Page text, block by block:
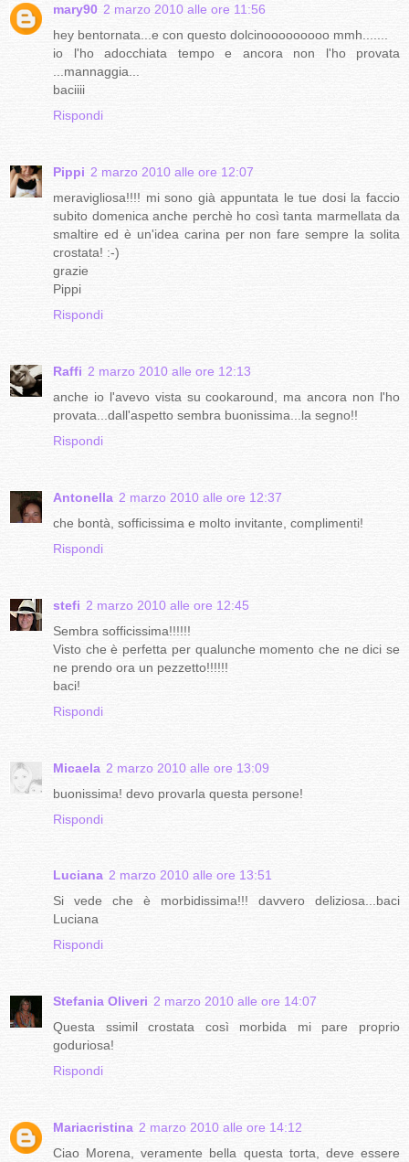
mary90 2 marzo 2010 alle ore 11:56
hey bentornata...e con questo dolcinooooooooo mmh.......
io l'ho adocchiata tempo e ancora non l'ho provata
...mannaggia...
baciiii
Rispondi
Pippi 2 marzo 2010 alle ore 12:07
meravigliosa!!!! mi sono già appuntata le tue dosi la faccio
subito domenica anche perchè ho così tanta marmellata da
smaltire ed è un'idea carina per non fare sempre la solita
crostata! :-)
grazie
Pippi
Rispondi
Raffi 2 marzo 2010 alle ore 12:13
anche io l'avevo vista su cookaround, ma ancora non l'ho
provata...dall'aspetto sembra buonissima...la segno!!
Rispondi
Antonella 2 marzo 2010 alle ore 12:37
che bontà, sofficissima e molto invitante, complimenti!
Rispondi
stefi 2 marzo 2010 alle ore 12:45
Sembra sofficissima!!!!!!
Visto che è perfetta per qualunche momento che ne dici se
ne prendo ora un pezzetto!!!!!!
baci!
Rispondi
Micaela 2 marzo 2010 alle ore 13:09
buonissima! devo provarla questa persone!
Rispondi
Luciana 2 marzo 2010 alle ore 13:51
Si vede che è morbidissima!!! davvero deliziosa...baci
Luciana
Rispondi
Stefania Oliveri 2 marzo 2010 alle ore 14:07
Questa ssimil crostata così morbida mi pare proprio
goduriosa!
Rispondi
Mariacristina 2 marzo 2010 alle ore 14:12
Ciao Morena, veramente bella questa torta, deve essere